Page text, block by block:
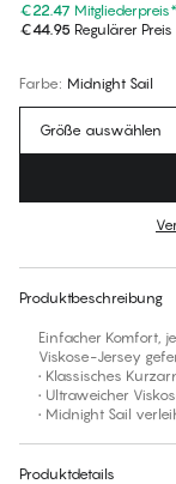
€22.47 Mitgliederpreis*
€44.95 Regulärer Preis
Farbe: Midnight Sail
Für diesen
Größe auswählen
Produktbeschreibung
Einfacher Komfort,
Viskose-Jersey
• Klassisches
• Ultraweicher
• Midnight Sail
Produktdetails